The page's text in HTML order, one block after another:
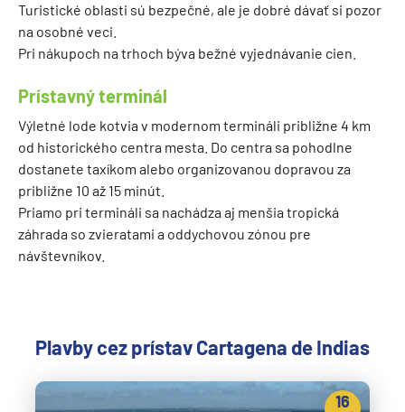
Turistické oblasti sú bezpečné, ale je dobré dávať si pozor
na osobné veci.
Pri nákupoch na trhoch býva bežné vyjednávanie cien.
Prístavný terminál
Výletné lode kotvia v modernom termináli približne 4 km
od historického centra mesta. Do centra sa pohodlne
dostanete taxíkom alebo organizovanou dopravou za
približne 10 až 15 minút.
Priamo pri termináli sa nachádza aj menšia tropická
záhrada so zvieratami a oddychovou zónou pre
návštevníkov.
Plavby cez prístav Cartagena de Indias
16